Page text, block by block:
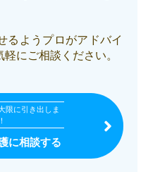
るようプロがアドバイ
にご相談ください。
限に引き出しま
に相談する